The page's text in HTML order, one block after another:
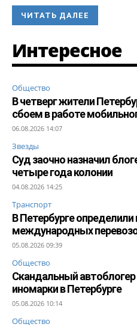
ЧИТАТЬ ДАЛЕЕ
Интересное
Общество
В четверг жители
сбоем в работе
06.08.2026 14:07
Звезды
Суд заочно назначил
четыре года колонии
04.08.2026 14:25
Транспорт
В Петербурге определили
международных
05.08.2026 09:39
Общество
Скандальный
иномарки в Петербурге
05.08.2026 10:14
Общество